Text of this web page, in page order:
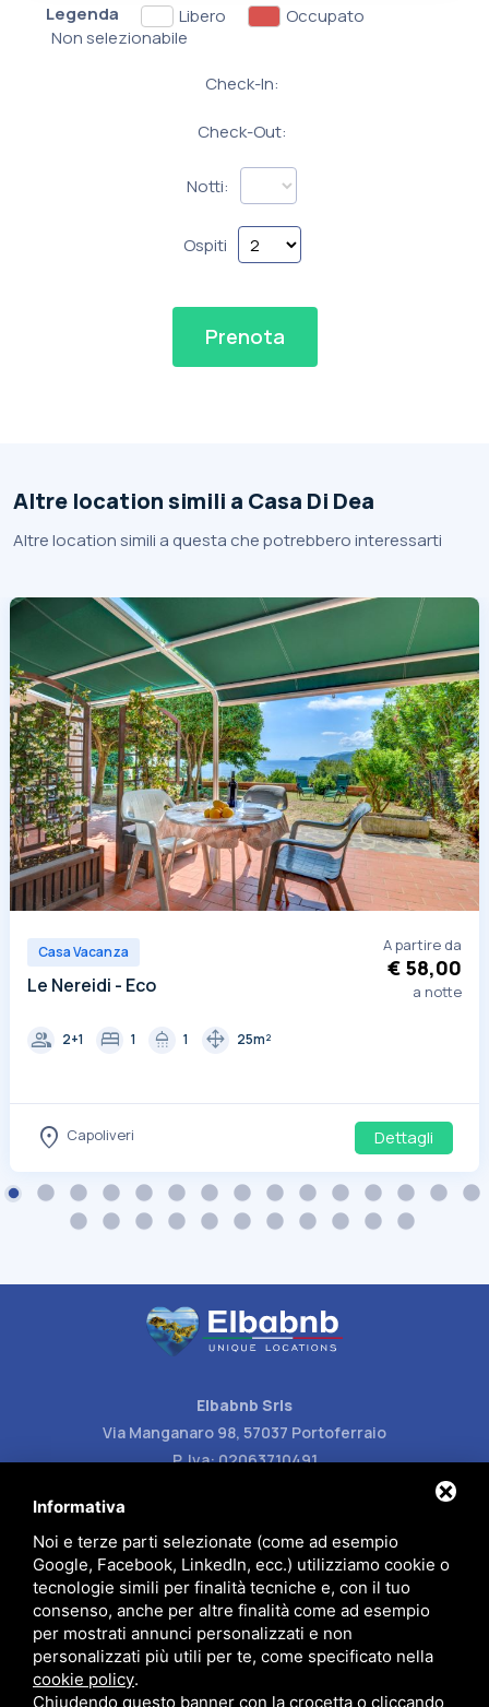
Legenda Libero
Occupato
Non selezionabile
Check-In:
Check-Out:
Notti:
Ospiti
Prenota
Altre location simili a Casa Di Dea
Altre location simili a questa che potrebbero interessarti
Casa Vacanza
Le Nereidi - Eco
A partire da
€ 58,00
a notte
group 2+1 bed 1 shower 1 drag_pan 25m²
location_on Capoliveri Dettagli
Elbabnb Srls
Via Manganaro 98, 57037 Portoferraio
P. Iva: 02063710491
Andrea (+39) 348 80 98 791
info@elbabnb.it
Informativa
Noi e terze parti selezionate (come ad esempio
Google, Facebook, LinkedIn, ecc.) utilizziamo cookie o
tecnologie simili per finalità tecniche e, con il tuo
consenso, anche per altre finalità come ad esempio
per mostrati annunci personalizzati e non
personalizzati più utili per te, come specificato nella
cookie policy.
Chiudendo questo banner con la crocetta o cliccando